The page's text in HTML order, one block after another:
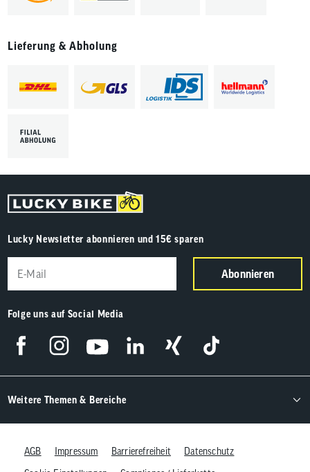
Lieferung & Abholung
Lucky Newsletter abonnieren und 15€ sparen
Abonnieren
Folge uns auf Social Media
Weitere Themen & Bereiche
AGB Impressum Barrierefreiheit
Datenschutz